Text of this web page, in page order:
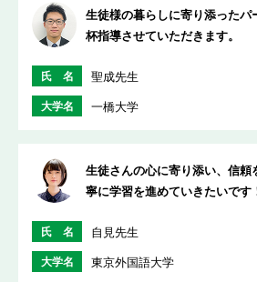
生徒様の暮らしに寄り添ったパ
杯指導させていただきます。
氏 名 聖成先生
大学名 一橋大学
生徒さんの心に寄り添い、信頼
寧に学習を進めていきたいです
氏 名 自見先生
大学名 東京外国語大学